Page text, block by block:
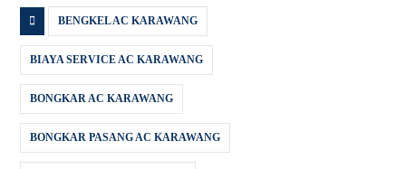
BENGKEL AC KARAWANG
BIAYA SERVICE AC KARAWANG
BONGKAR AC KARAWANG
BONGKAR PASANG AC KARAWANG